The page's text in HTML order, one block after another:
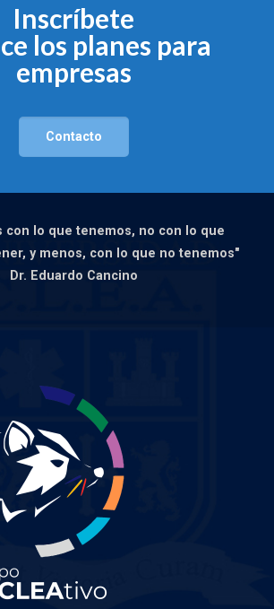
Inscríbete
los planes para
empresas
Contacto
con lo que tenemos, no con lo que
y menos, con lo que no tenemos"
Dr. Eduardo Cancino